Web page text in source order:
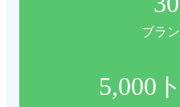
ブラ
5,000